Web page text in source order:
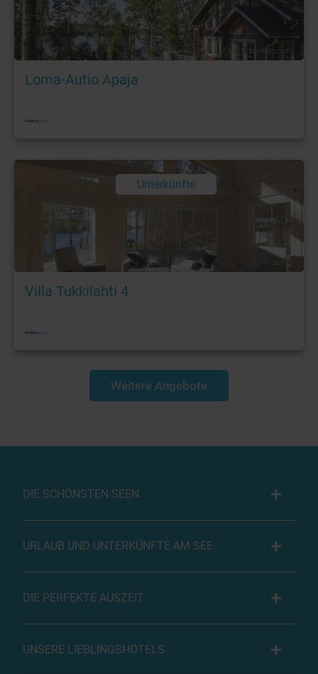
Foto: © booking.com
Loma-Autio Apaja
Unterkünfte
Foto: © airbnb
Villa Tukkilahti 4
Weitere Angebote
DIE SCHÖNSTEN SEEN
URLAUB UND UNTERKÜNFTE AM SEE
DIE PERFEKTE AUSZEIT
UNSERE LIEBLINGSHOTELS